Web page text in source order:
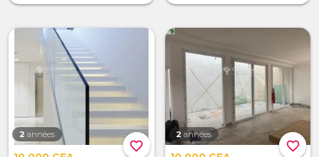
favorite_border
2 années
favorite_border
2 années